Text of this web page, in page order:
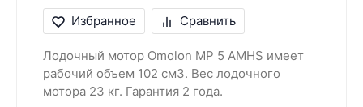
Избранное Сравнить
Лодочный мотор Omolon MP 5 AMHS имеет
рабочий объем 102 см3. Вес лодочного
мотора 23 кг. Гарантия 2 года.